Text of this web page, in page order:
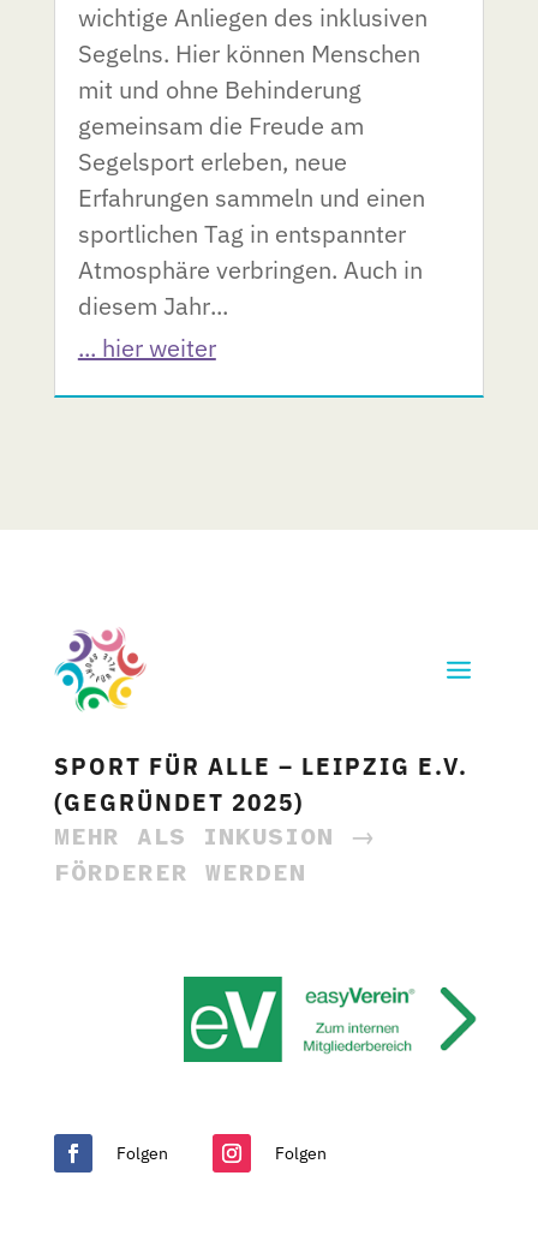
wichtige Anliegen des inklusiven
Segelns. Hier können Menschen
mit und ohne Behinderung
gemeinsam die Freude am
Segelsport erleben, neue
Erfahrungen sammeln und einen
sportlichen Tag in entspannter
Atmosphäre verbringen. Auch in
diesem Jahr...
... hier weiter
SPORT FÜR ALLE – LEIPZIG E.V.
(GEGRÜNDET 2025)
MEHR ALS INKUSION →
FÖRDERER WERDEN
Folgen Folgen